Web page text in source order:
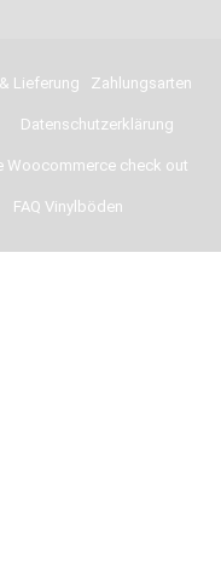
Lieferung Zahlungsarten
Datenschutzerklärung
Woocommerce check out
FAQ Vinylböden